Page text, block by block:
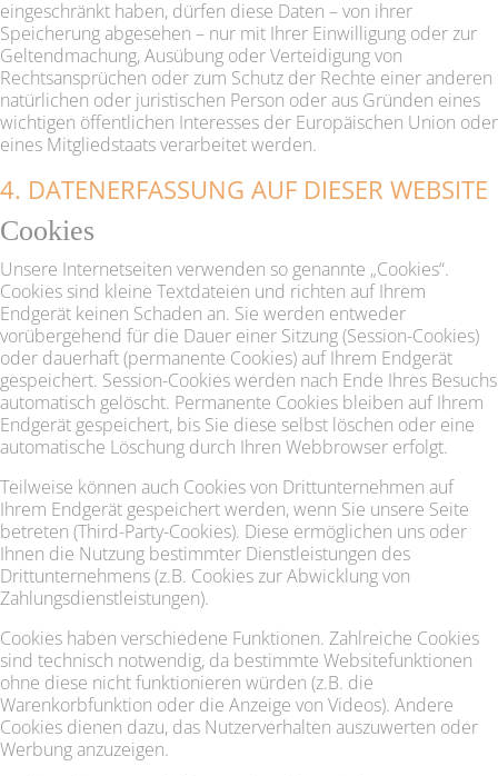
eingeschränkt haben, dürfen diese Daten – von ihrer
Speicherung abgesehen – nur mit Ihrer Einwilligung oder zur
Geltendmachung, Ausübung oder Verteidigung von
Rechtsansprüchen oder zum Schutz der Rechte einer anderen
natürlichen oder juristischen Person oder aus Gründen eines
wichtigen öffentlichen Interesses der Europäischen Union oder
eines Mitgliedstaats verarbeitet werden.
4. DATENERFASSUNG AUF DIESER WEBSITE
Cookies
Unsere Internetseiten verwenden so genannte „Cookies“.
Cookies sind kleine Textdateien und richten auf Ihrem
Endgerät keinen Schaden an. Sie werden entweder
vorübergehend für die Dauer einer Sitzung (Session-Cookies)
oder dauerhaft (permanente Cookies) auf Ihrem Endgerät
gespeichert. Session-Cookies werden nach Ende Ihres Besuchs
automatisch gelöscht. Permanente Cookies bleiben auf Ihrem
Endgerät gespeichert, bis Sie diese selbst löschen oder eine
automatische Löschung durch Ihren Webbrowser erfolgt.
Teilweise können auch Cookies von Drittunternehmen auf
Ihrem Endgerät gespeichert werden, wenn Sie unsere Seite
betreten (Third-Party-Cookies). Diese ermöglichen uns oder
Ihnen die Nutzung bestimmter Dienstleistungen des
Drittunternehmens (z.B. Cookies zur Abwicklung von
Zahlungsdienstleistungen).
Cookies haben verschiedene Funktionen. Zahlreiche Cookies
sind technisch notwendig, da bestimmte Websitefunktionen
ohne diese nicht funktionieren würden (z.B. die
Warenkorbfunktion oder die Anzeige von Videos). Andere
Cookies dienen dazu, das Nutzerverhalten auszuwerten oder
Werbung anzuzeigen.